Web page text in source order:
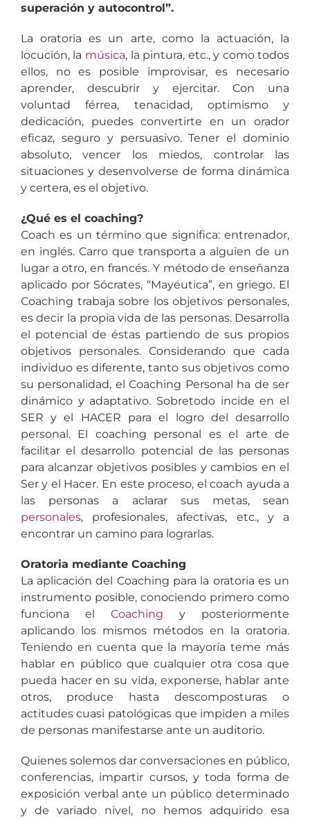
superación y autocontrol”.
La oratoria es un arte, como la actuación, la
locución, la música, la pintura, etc., y como todos
ellos, no es posible improvisar, es necesario
aprender, descubrir y ejercitar. Con una
voluntad férrea, tenacidad, optimismo y
dedicación, puedes convertirte en un orador
eficaz, seguro y persuasivo. Tener el dominio
absoluto, vencer los miedos, controlar las
situaciones y desenvolverse de forma dinámica
y certera, es el objetivo.
¿Qué es el coaching?
Coach es un término que significa: entrenador,
en inglés. Carro que transporta a alguien de un
lugar a otro, en francés. Y método de enseñanza
aplicado por Sócrates, “Mayéutica”, en griego. El
Coaching trabaja sobre los objetivos personales,
es decir la propia vida de las personas. Desarrolla
el potencial de éstas partiendo de sus propios
objetivos personales. Considerando que cada
individuo es diferente, tanto sus objetivos como
su personalidad, el Coaching Personal ha de ser
dinámico y adaptativo. Sobretodo incide en el
SER y el HACER para el logro del desarrollo
personal. El coaching personal es el arte de
facilitar el desarrollo potencial de las personas
para alcanzar objetivos posibles y cambios en el
Ser y el Hacer. En este proceso, el coach ayuda a
las personas a aclarar sus metas, sean
personales, profesionales, afectivas, etc., y a
encontrar un camino para lograrlas.
Oratoria mediante Coaching
La aplicación del Coaching para la oratoria es un
instrumento posible, conociendo primero como
funciona elCoaching y posteriormente
aplicando los mismos métodos en la oratoria.
Teniendo en cuenta que la mayoría teme más
hablar en público que cualquier otra cosa que
pueda hacer en su vida, exponerse, hablar ante
otros, produce hasta descomposturas o
actitudes cuasi patológicas que impiden a miles
de personas manifestarse ante un auditorio.
Quienes solemos dar conversaciones en público,
conferencias, impartir cursos, y toda forma de
exposición verbal ante un público determinado
y de variado nivel, no hemos adquirido esa